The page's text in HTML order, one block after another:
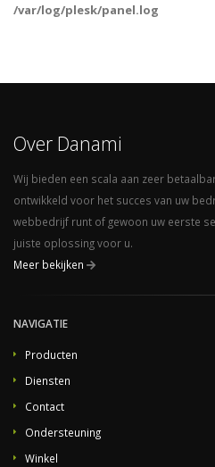
/var/log/plesk/panel.log
Over Danami
Wij bieden een scala aan zeer
ontwikkeld voor het succes van uw
webbedrijf runt of gewoon uw eerste
juiste oplossing voor u.
Meer bekijken
NAVIGATIE
Producten
Diensten
Contact
Ondersteuning
Winkel